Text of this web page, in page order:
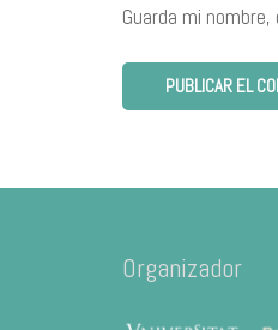
Guarda mi
Organizador